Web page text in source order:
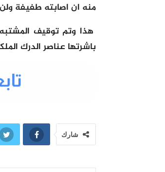
منه ان اصابته طفيفة
هذا وتم توقيف
باشرتها عناصر الدرك
شارك